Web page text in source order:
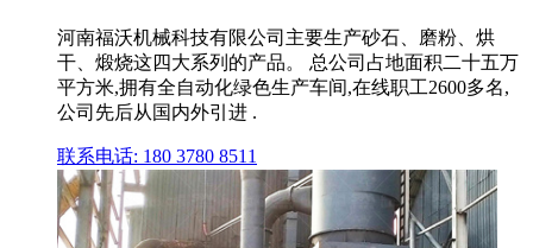
河南福沃机械科技有限公司主要生产砂石、磨粉、烘
干、煅烧这四大系列的产品。 总公司占地面积二十五万
平方米,拥有全自动化绿色生产车间,在线职工2600多名,
公司先后从国内外引进 .
联系电话: 180 3780 8511